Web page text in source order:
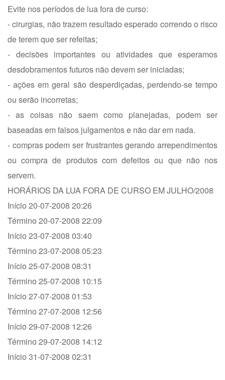
Evite nos períodos de lua fora de curso:
- cirurgias, não trazem resultado esperado correndo o risco
de terem que ser refeitas;
- decisões importantes ou atividades que esperamos
desdobramentos futuros não devem ser iniciadas;
- ações em geral são desperdiçadas, perdendo-se tempo
ou serão incorretas;
- as coisas não saem como planejadas, podem ser
baseadas em falsos julgamentos e não dar em nada.
- compras podem ser frustrantes gerando arrependimentos
ou compra de produtos com defeitos ou que não nos
servem.
HORÁRIOS DA LUA FORA DE CURSO EM JULHO/2008
Início 20-07-2008 20:26
Término 20-07-2008 22:09
Início 23-07-2008 03:40
Término 23-07-2008 05:23
Início 25-07-2008 08:31
Término 25-07-2008 10:15
Início 27-07-2008 01:53
Término 27-07-2008 12:56
Início 29-07-2008 12:26
Término 29-07-2008 14:12
Início 31-07-2008 02:31